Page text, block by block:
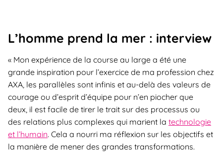
L’homme prend la mer : interview
« Mon expérience de la course au large a été une
grande inspiration pour l’exercice de ma profession chez
AXA, les parallèles sont infinis et au-delà des valeurs de
courage ou d’esprit d’équipe pour n’en piocher que
deux, il est facile de tirer le trait sur des processus ou
des relations plus complexes qui marient la technologie
et l’humain. Cela a nourri ma réflexion sur les objectifs et
la manière de mener des grandes transformations.